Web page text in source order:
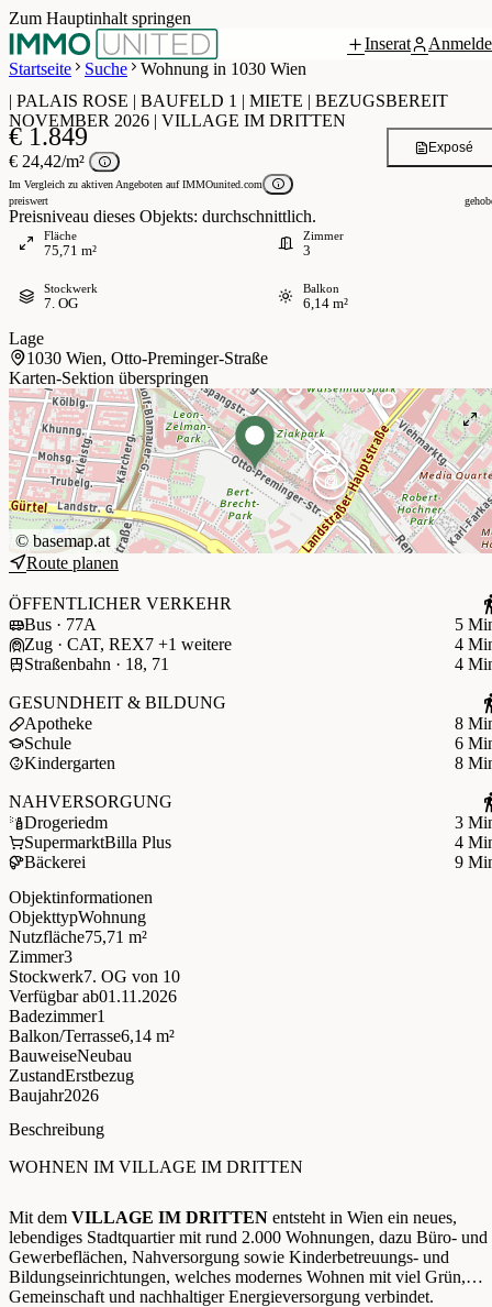
Zum Hauptinhalt springen
Inserat
Startseite
Suche Wohnung in 1030 Wien
Grundriss
| PALAIS ROSE | BAUFELD 1 | MIETE | BEZUGSBEREIT
NOVEMBER 2026 | VILLAGE IM DRITTEN
€ 1.849
€ 24,42/m²
Im Vergleich zu aktiven Angeboten auf IMMOunited.com
preiswert
Preisniveau dieses Objekts: durchschnittlich.
Exposé
Fläche
75,71 m²
Zimmer
3
Stockwerk
7. OG
Balkon
6,14 m²
Lage
1030 Wien, Otto-Preminger-Straße
Karten-Sektion überspringen
© basemap.at
Route planen
ÖFFENTLICHER VERKEHR
Bus · 77A
5
Zug · CAT, REX7 +1 weitere
4
Straßenbahn · 18, 71
4
GESUNDHEIT & BILDUNG
Apotheke
8
Schule
6
Kindergarten
8
NAHVERSORGUNG
Drogeriedm
3
SupermarktBilla Plus
4
Bäckerei
9
Objektinformationen
ObjekttypWohnung
Nutzfläche75,71 m²
Zimmer3
Stockwerk7. OG von 10
Verfügbar ab01.11.2026
Badezimmer1
Balkon/Terrasse6,14 m²
BauweiseNeubau
ZustandErstbezug
Baujahr2026
Beschreibung
WOHNEN IM VILLAGE IM DRITTEN
Mit dem VILLAGE IM DRITTEN entsteht in Wien ein neues,
lebendiges Stadtquartier mit rund 2.000 Wohnungen, dazu Büro- und
Gewerbeflächen, Nahversorgung sowie Kinderbetreuungs- und
Bildungseinrichtungen, welches modernes Wohnen mit viel Grün,
Gemeinschaft und nachhaltiger Energieversorgung verbindet.